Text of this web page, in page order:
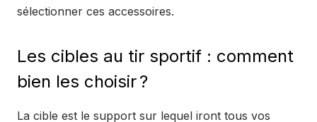
sélectionner ces accessoires.
Les cibles au tir sportif : comment
bien les choisir ?
La cible est le support sur lequel iront tous vos